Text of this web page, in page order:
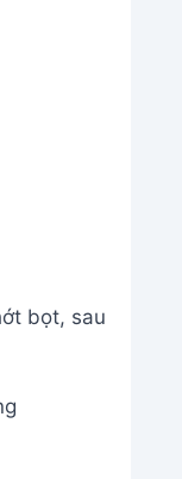
bọt, sau